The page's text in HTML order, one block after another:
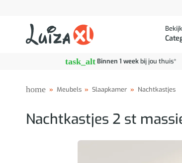
task_altBinnen 1 weekbij jou thuis*
home » Meubels » Slaapkamer » Nachtkastjes
Nachtkastjes 2 st